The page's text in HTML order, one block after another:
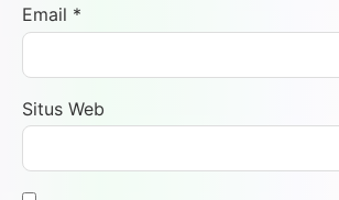
Email *
Situs Web